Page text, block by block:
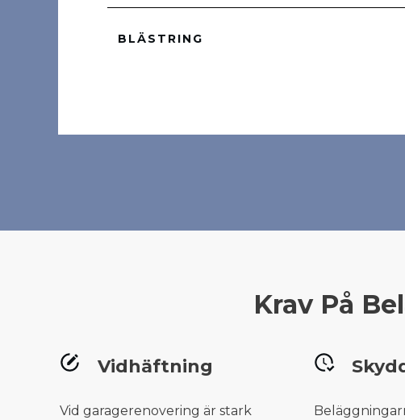
BLÄSTRING
Krav På
Vidhäftning
Vid garagerenovering är stark